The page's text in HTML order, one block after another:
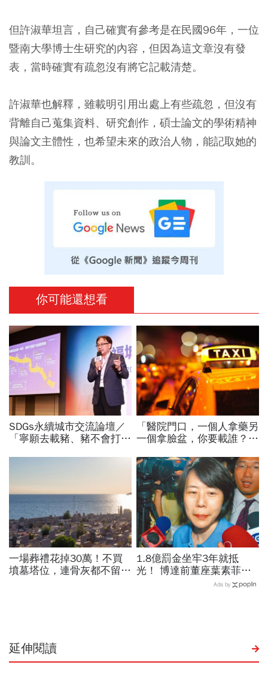
但許淑華坦言，自己確實有參考是在民國96年，一位
暨南大學博士生研究的內容，但因為這文章沒有發
表，當時確實有疏忽沒有將它記載清楚。
許淑華也解釋，雖載明引用出處上有些疏忽，但沒有
背離自己蒐集資料、研究創作，碩士論文的學術精神
與論文主體性，也希望未來的政治人物，能記取她的
教訓。
你可能還想看
SDGs永續城市交流論壇／
「寧願去載豬、豬不會打
「醫院門口，一個人拿藥另
一個拿臉盆，你要載誰？」
13年的MBA課
一場葬禮花掉30萬！不買
墳墓塔位，連骨灰都不留的
1.8億罰金坐牢3年就抵
光！ 博達前董座葉素菲今
Ads by
延伸閱讀